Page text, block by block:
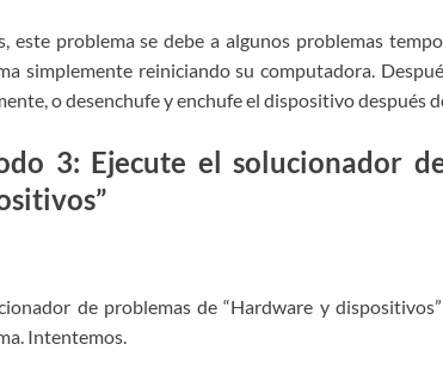
este problema se debe a algunos problemas
simplemente reiniciando su computadora.
o desenchufe y enchufe el dispositivo después
3: Ejecute el solucionador
de problemas de “Hardware y
Intentemos.